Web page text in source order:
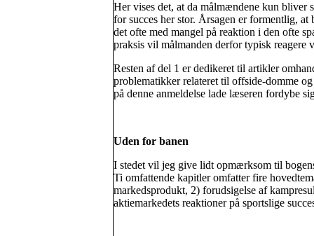
Her vises det, at da målmændene kun bliver
for succes her stor. Årsagen er formentlig, at
det ofte med mangel på reaktion i den ofte
praksis vil målmanden derfor typisk reagere
Resten af del 1 er dedikeret til artikler
problematikker relateret til offside-domme
på denne anmeldelse lade læseren fordybe
Uden for banen
I stedet vil jeg give lidt opmærksom til
Ti omfattende kapitler omfatter fire
markedsprodukt, 2) forudsigelse af
aktiemarkedets reaktioner på sportslige